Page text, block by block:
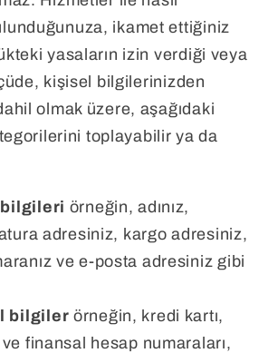
ikamet ettiğiniz
yasaların izin verdiği veya
kişisel bilgilerinizden
olmak üzere, aşağıdaki
toplayabilir ya da
örneğin, adınız,
adresiniz, kargo adresiniz,
ve e‑posta adresiniz gibi
bilgiler örneğin, kredi kartı,
ve finansal hesap numaraları,